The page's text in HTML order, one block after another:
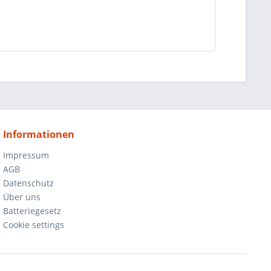
Informationen
Impressum
AGB
Datenschutz
Über uns
Batteriegesetz
Cookie settings